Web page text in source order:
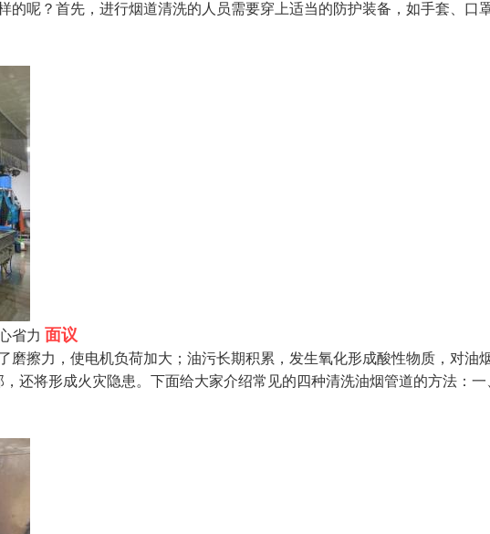
呢？首先，进行烟道清洗的人员需要穿上适当的防护装备，如手套、口
省力 面议
擦力，使电机负荷加大；油污长期积累，发生氧化形成酸性物质，对油
还将形成火灾隐患。下面给大家介绍常见的四种清洗油烟管道的方法：一